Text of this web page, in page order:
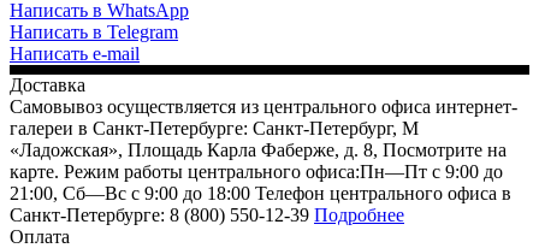
Написать в WhatsApp
Написать в Telegram
Написать e-mail
Доставка
Самовывоз осуществляется из центрального офиса интернет-
галереи в Санкт-Петербурге: Санкт-Петербург, М
«Ладожская», Площадь Карла Фаберже, д. 8, Посмотрите на
карте. Режим работы центрального офиса:Пн—Пт с 9:00 до
21:00, Сб—Вс с 9:00 до 18:00 Телефон центрального офиса в
Санкт-Петербурге: 8 (800) 550-12-39 Подробнее
Оплата